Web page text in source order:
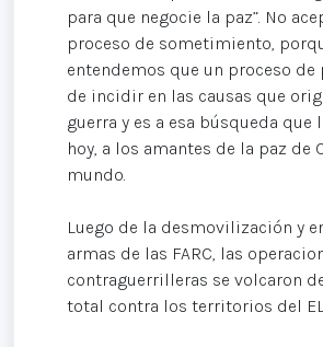
para que negocie la paz”. No
proceso de sometimiento,
entendemos que un proceso de
de incidir en las causas que
guerra y es a esa búsqueda que
hoy, a los amantes de la paz de
mundo.
Luego de la desmovilización y
armas de las FARC, las
contraguerrilleras se volcaron
total contra los territorios del